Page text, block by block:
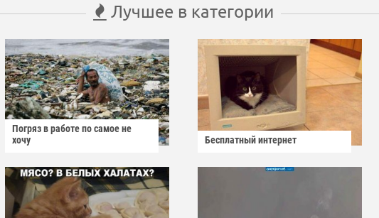
Лучшее в категории
Погряз в работе по самое не
хочу
Бесплатный интернет